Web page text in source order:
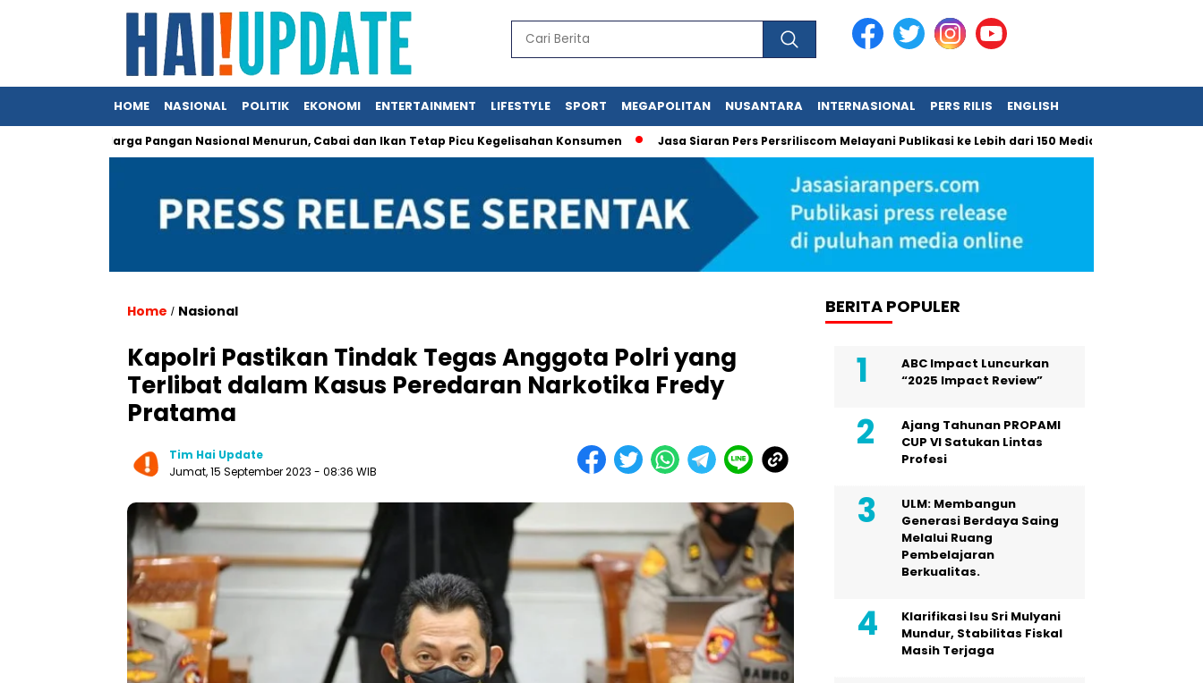
HOME NASIONAL POLITIK EKONOMI ENTERTAINMENT LIFESTYLE SPORT MEGAPOLITAN NUSANTARA INTERNASIONAL PERS RILIS ENGLISH
Harga Pangan Nasional Menurun, Cabai dan Ikan Tetap Picu Kegelisahan Konsumen Jasa Siaran Pers Persriliscom Melayani Publikasi ke Lebih dari 150 Media Online Berbagai
Home / Nasional
Kapolri Pastikan Tindak Tegas Anggota Polri yang
Terlibat dalam Kasus Peredaran Narkotika Fredy
Pratama
Tim Hai Update
Jumat, 15 September 2023 - 08:36 WIB
BERITA POPULER
ABC Impact Luncurkan
“2025 Impact Review”
Ajang Tahunan PROPAMI
CUP VI Satukan Lintas
Profesi
ULM: Membangun
Generasi Berdaya Saing
Melalui Ruang
Pembelajaran
Berkualitas.
Klarifikasi Isu Sri Mulyani
Mundur, Stabilitas Fiskal
Masih Terjaga